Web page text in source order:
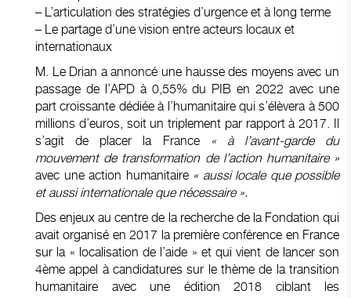
– L’articulation des stratégies d’urgence et à long terme
– Le partage d’une vision entre acteurs locaux et
internationaux
M. Le Drian a annoncé une hausse des moyens avec un
passage de l’APD à 0,55% du PIB en 2022 avec une
part croissante dédiée à l’humanitaire qui s’élèvera à 500
millions d’euros, soit un triplement par rapport à 2017. Il
s’agit de placer la France
« à l’avant-garde du
mouvement de transformation de l’action humanitaire »
avec une action humanitaire « aussi locale que possible
et aussi internationale que nécessaire ».
Des enjeux au centre de la recherche de la Fondation qui
avait organisé en 2017 la première conférence en France
sur la « localisation de l’aide » et qui vient de lancer son
4ème appel à candidatures sur le thème de la transition
humanitaire avec une édition 2018 ciblant les